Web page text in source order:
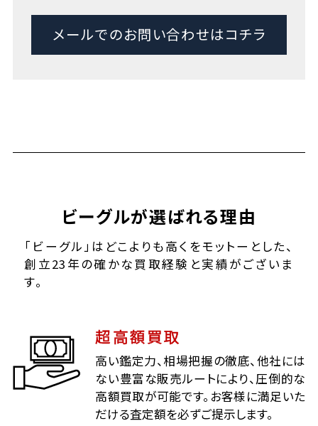
メールでのお問い合わせはコチラ
ビーグルが選ばれる理由
「ビーグル」はどこよりも高くをモットーとした、
創立23年の確かな買取経験と実績がございま
す。
超高額買取
高い鑑定力、相場把握の徹底、他社には
ない豊富な販売ルートにより、圧倒的な
高額買取が可能です。お客様に満足いた
だける査定額を必ずご提示します。